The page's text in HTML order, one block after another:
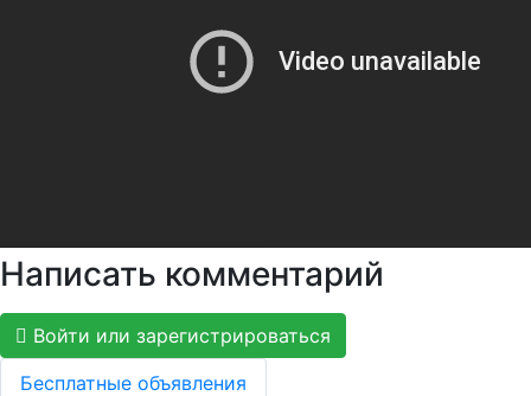
Написать комментарий
Войти или зарегистрироваться
Бесплатные объявления